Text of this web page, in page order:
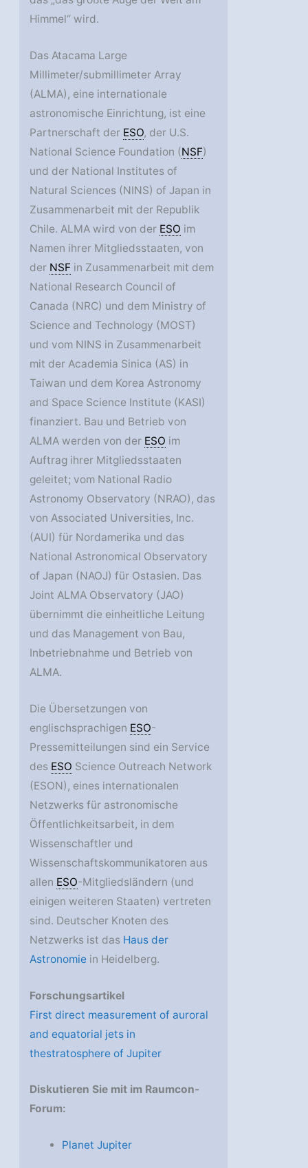
Himmel“ wird.
Das Atacama Large
Millimeter/submillimeter Array
(ALMA), eine internationale
astronomische Einrichtung, ist eine
Partnerschaft der ESO, der U.S.
National Science Foundation (NSF)
und der National Institutes of
Natural Sciences (NINS) of Japan in
Zusammenarbeit mit der Republik
Chile. ALMA wird von der ESO im
Namen ihrer Mitgliedsstaaten, von
der NSF in Zusammenarbeit mit dem
National Research Council of
Canada (NRC) und dem Ministry of
Science and Technology (MOST)
und vom NINS in Zusammenarbeit
mit der Academia Sinica (AS) in
Taiwan und dem Korea Astronomy
and Space Science Institute (KASI)
finanziert. Bau und Betrieb von
ALMA werden von der ESO im
Auftrag ihrer Mitgliedsstaaten
geleitet; vom National Radio
Astronomy Observatory (NRAO), das
von Associated Universities, Inc.
(AUI) für Nordamerika und das
National Astronomical Observatory
of Japan (NAOJ) für Ostasien. Das
Joint ALMA Observatory (JAO)
übernimmt die einheitliche Leitung
und das Management von Bau,
Inbetriebnahme und Betrieb von
ALMA.
Die Übersetzungen von
englischsprachigen ESO-
Pressemitteilungen sind ein Service
des ESO Science Outreach Network
(ESON), eines internationalen
Netzwerks für astronomische
Öffentlichkeitsarbeit, in dem
Wissenschaftler und
Wissenschaftskommunikatoren aus
allen ESO-Mitgliedsländern (und
einigen weiteren Staaten) vertreten
sind. Deutscher Knoten des
Netzwerks ist das Haus der
Astronomie in Heidelberg.
Forschungsartikel
First direct measurement of auroral
and equatorial jets in
thestratosphere of Jupiter
Diskutieren Sie mit im Raumcon-
Forum:
Planet Jupiter